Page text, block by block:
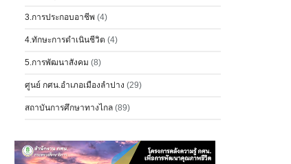
3.การประกอบอาชีพ (4)
4.ทักษะการดำเนินชีวิต (4)
5.การพัฒนาสังคม (8)
ศูนย์ กศน.อำเภอเมืองลำปาง (29)
สถาบันการศึกษาทางไกล (89)